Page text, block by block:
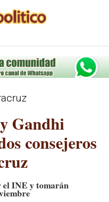
Gandhi
consejeros
el INE y tomarán